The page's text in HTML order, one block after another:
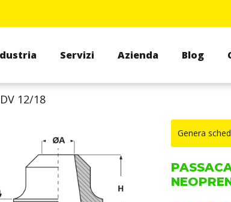
Servizi Azienda Blog
DV 12/18
Genera